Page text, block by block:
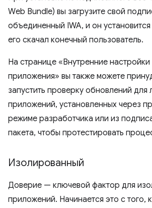
Web Bundle) вы загрузите свой
объединенный IWA, и он установится
его скачал конечный пользователь.
На странице «Внутренние
приложения» вы также можете
запустить проверку обновлений
приложений, установленных через
режиме разработчика или из
пакета, чтобы протестировать
Изолированный
Доверие — ключевой фактор для
приложений. Начинается это с того,